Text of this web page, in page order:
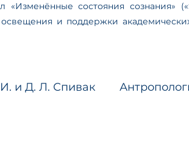
«Изменённые состояния сознания»
и поддержки
и Д. Л. Спивак